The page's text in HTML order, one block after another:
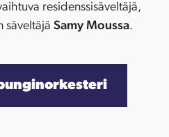
residenssisäveltäjä,
säveltäjä Samy Moussa.